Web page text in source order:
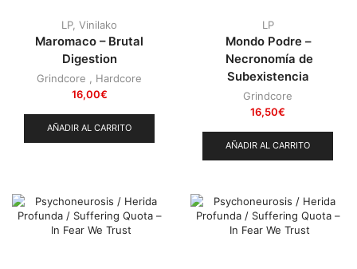
LP, Vinilako
Maromaco – Brutal
Digestion
Grindcore
Hardcore
16,00€
AÑADIR AL CARRITO
LP
Mondo Podre –
Necronomía de
Subexistencia
Grindcore
16,50€
AÑADIR AL CARRITO